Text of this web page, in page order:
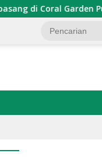
Pulau Barrang Caddi